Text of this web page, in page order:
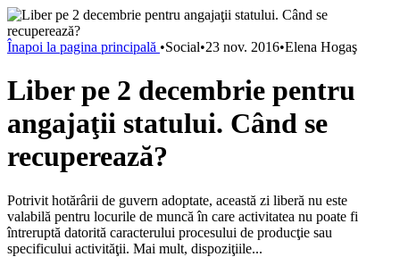
Înapoi la pagina principală •Social•23 nov. 2016•Elena Hogaş
Liber pe 2 decembrie pentru
angajaţii statului. Când se
recuperează?
Potrivit hotărârii de guvern adoptate, această zi liberă nu este
valabilă pentru locurile de muncă în care activitatea nu poate fi
întreruptă datorită caracterului procesului de producţie sau
specificului activităţii. Mai mult, dispoziţiile...